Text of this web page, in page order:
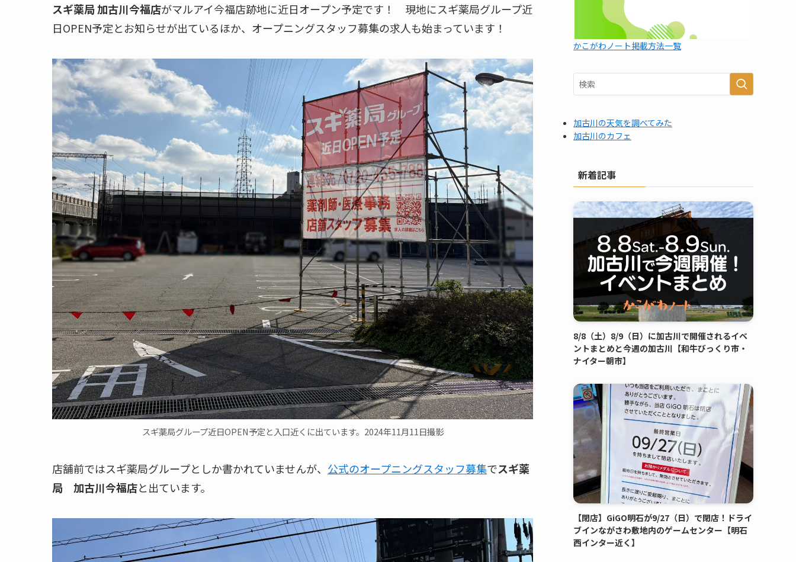
スギ薬局 加古川今福店がマルアイ今福店跡地に近日オープン予定です！ 現地にスギ薬局グループ近
日OPEN予定とお知らせが出ているほか、オープニングスタッフ募集の求人も始まっています！
スギ薬局グループ近日OPEN予定と入口近くに出ています。2024年11月11日撮影
店舗前ではスギ薬局グループとしか書かれていませんが、 公式のオープニングスタッフ募集でスギ薬
局 加古川今福店と出ています。
かこがわノート掲載方法一覧
加古川の天気を調べてみた
加古川のカフェ
新着記事
8/8（土）8/9（日）に加古川で開催されるイベ
ントまとめと今週の加古川【和牛びっくり市・
ナイター朝市】
【閉店】GiGO明石が9/27（日）で閉店！ドライ
ブインながさわ敷地内のゲームセンター【明石
西インター近く】